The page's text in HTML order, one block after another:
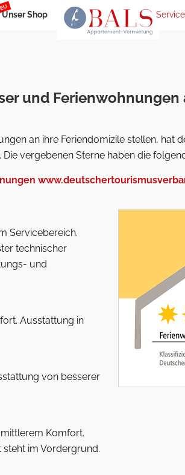
Service
Unser Shop
und
an ihre Feriendomizile stellen, hat
vergebenen Sterne haben die
Servicebereich.
technischer
und
Ausstattung in
von besserer
Komfort.
im Vordergrund.